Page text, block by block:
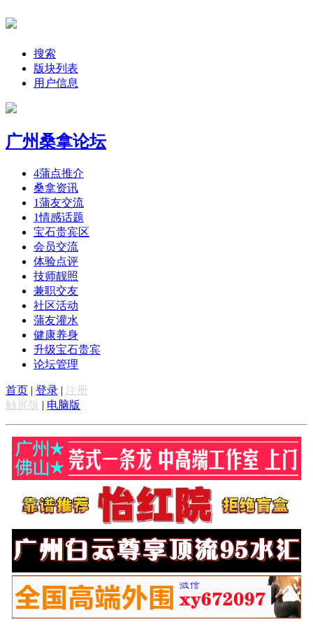
搜索
版块列表
用户信息
广州桑拿论坛
4蒲点推介
桑拿资讯
1蒲友交流
1情感话题
宝石贵宾区
会员交流
体验点评
技师靓照
兼职交友
社区活动
蒲友灌水
健康养身
升级宝石贵宾
论坛管理
首页 | 登录 | 注册
触屏版 | 电脑版